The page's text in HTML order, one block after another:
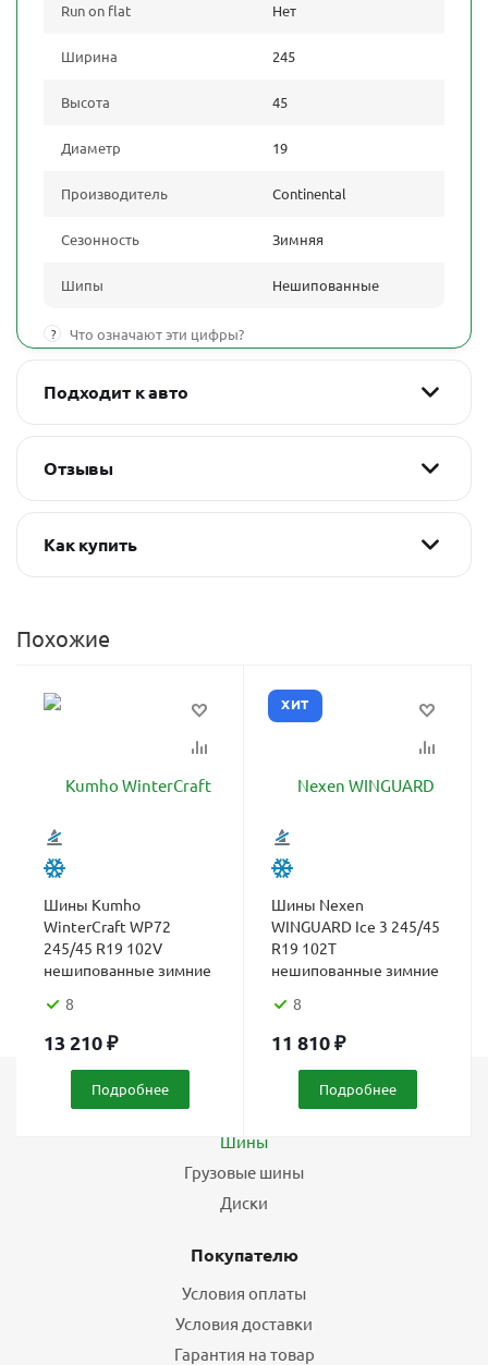
Run on flat Нет
Ширина 245
Высота 45
Диаметр 19
Производитель Continental
Сезонность Зимняя
Шипы Нешипованные
? Что означают эти цифры?
Подходит к авто
Отзывы
Как купить
Похожие
Шины Kumho
WinterCraft WP72
245/45 R19 102V
нешипованные зимние
8
13 210₽
Подробнее
ХИТ
Шины Nexen
WINGUARD Ice 3 245/45
R19 102T
нешипованные зимние
8
11 810₽
Подробнее
Шины
Грузовые шины
Диски
Покупателю
Условия оплаты
Условия доставки
Гарантия на товар